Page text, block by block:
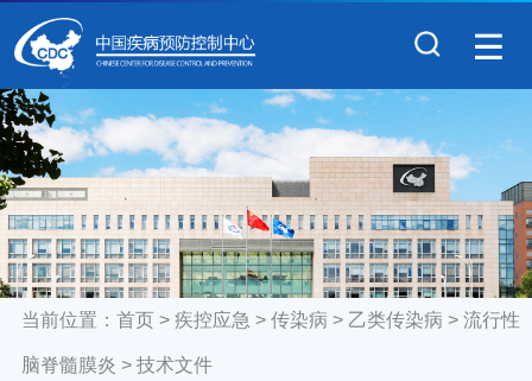
当前位置： 首页> 疾控应急 > 传染病 > 乙类传染病 > 流行性
脑脊髓膜炎 > 技术文件